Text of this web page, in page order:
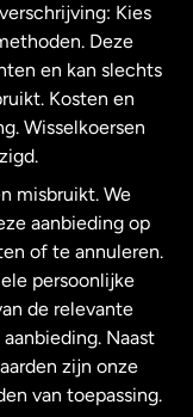
Kies
Deze
en kan slechts
Kosten en
Wisselkoersen
misbruikt. We
aanbieding op
of te annuleren.
persoonlijke
de relevante
Naast
zijn onze
van toepassing.